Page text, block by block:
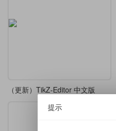
（更新）TikZ-Editor 中文版
提示